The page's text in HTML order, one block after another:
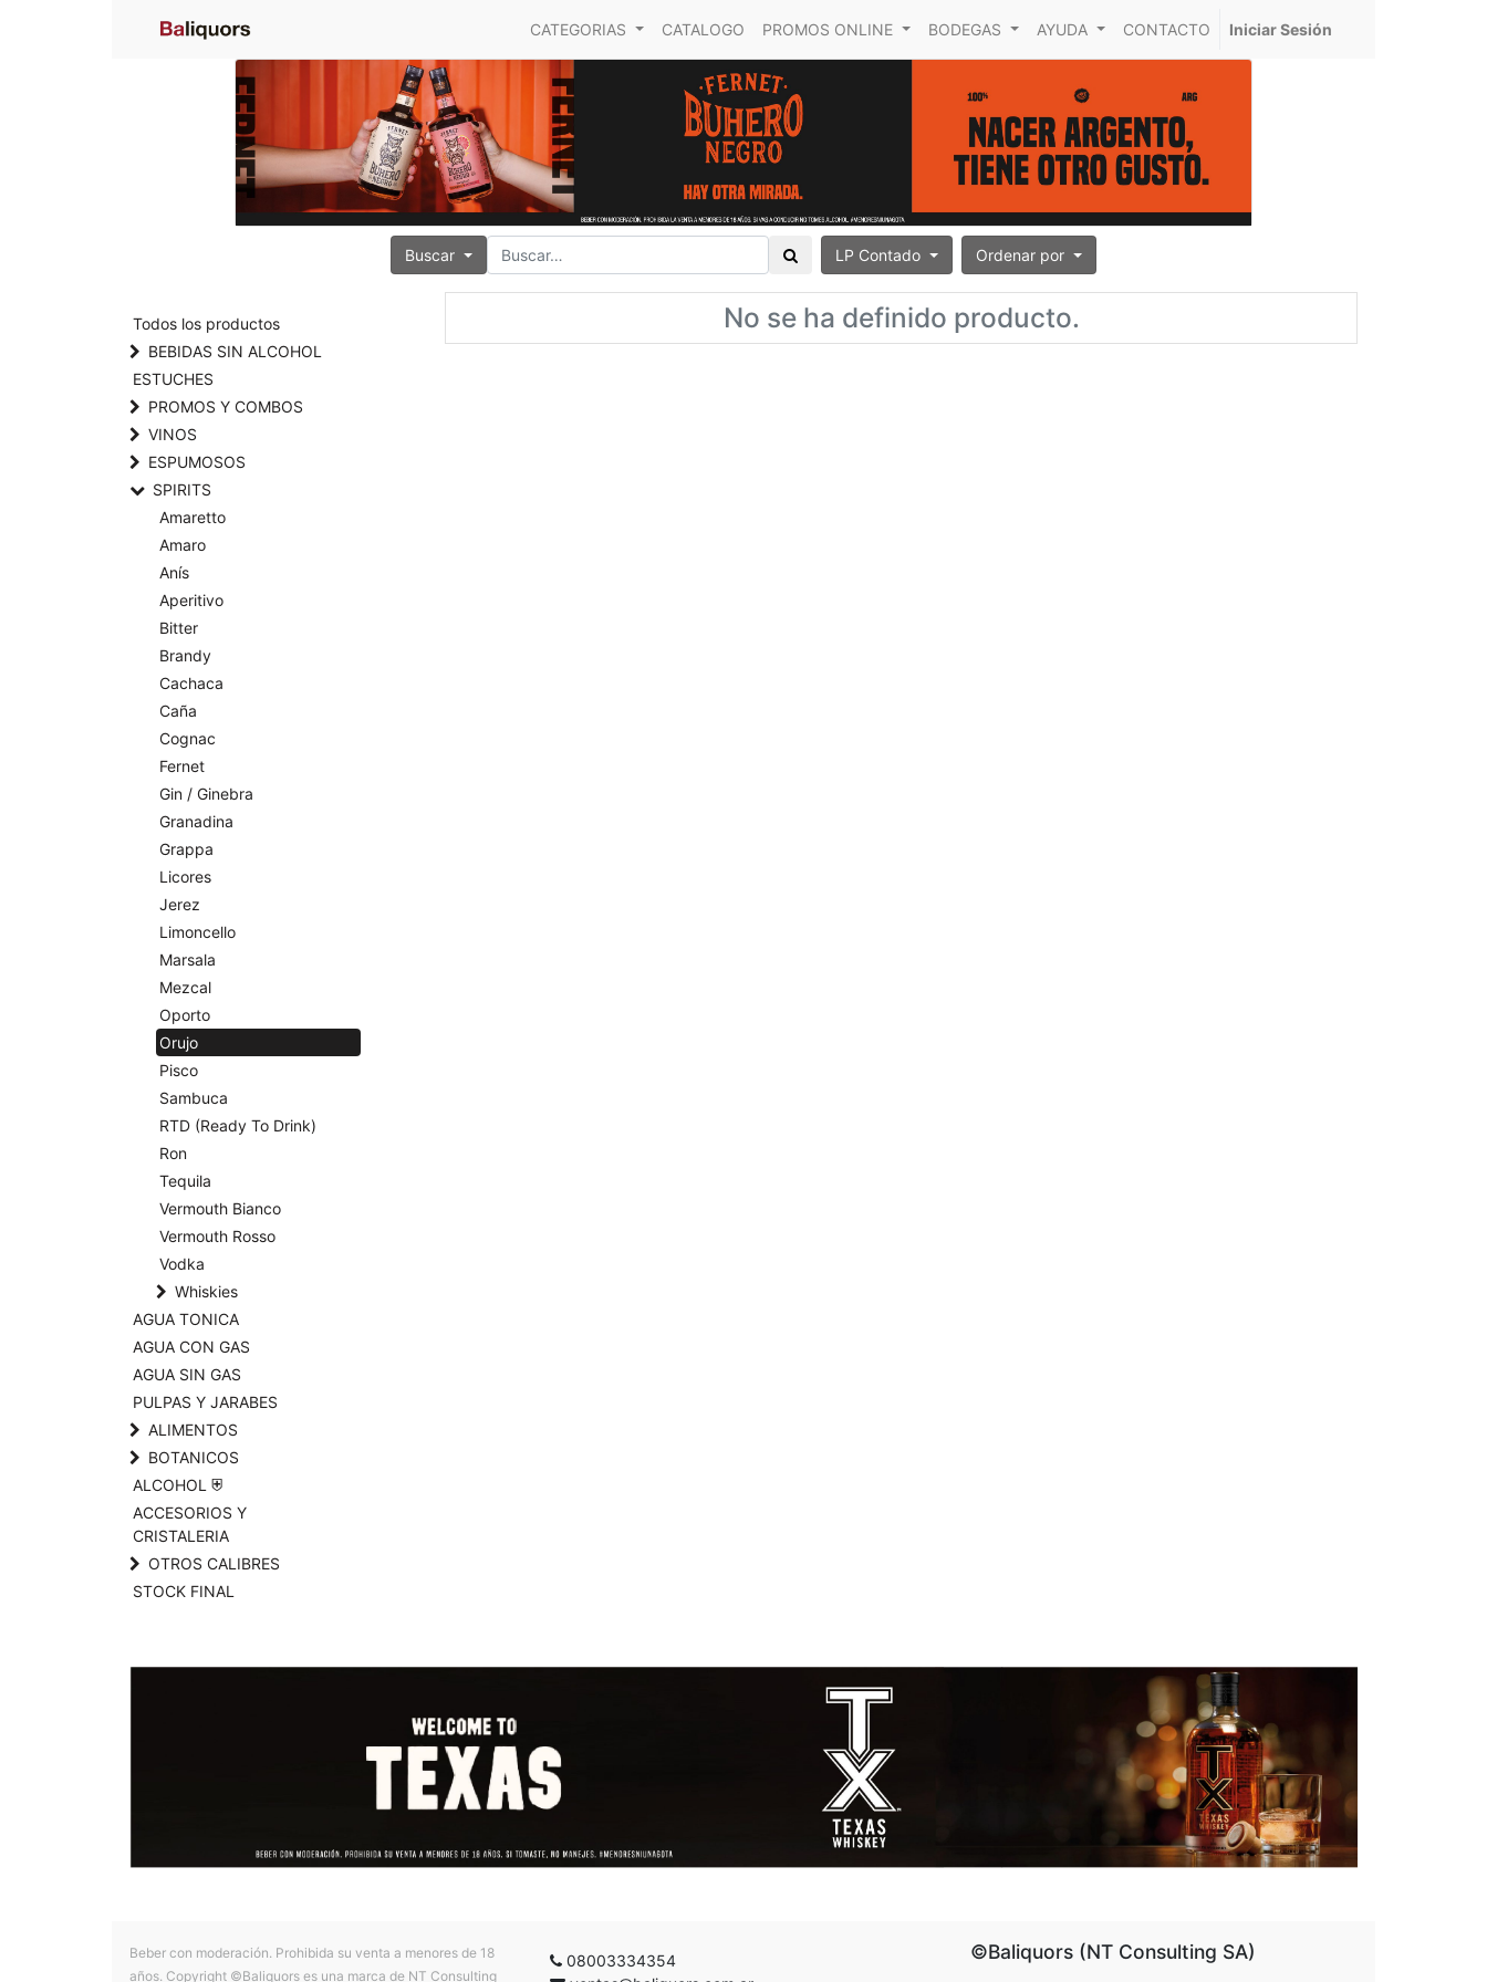
CATEGORIAS CATALOGO PROMOS ONLINE BODEGAS AYUDA CONTACTO Iniciar Sesión
Buscar LP Contado Ordenar por
Todos los productos
BEBIDAS SIN ALCOHOL
ESTUCHES
PROMOS Y COMBOS
VINOS
ESPUMOSOS
SPIRITS
Amaretto
Amaro
Anís
Aperitivo
Bitter
Brandy
Cachaca
Caña
Cognac
Fernet
Gin / Ginebra
Granadina
Grappa
Licores
Jerez
Limoncello
Marsala
Mezcal
Oporto
Orujo
Pisco
Sambuca
RTD (Ready To Drink)
Ron
Tequila
Vermouth Bianco
Vermouth Rosso
Vodka
Whiskies
AGUA TONICA
AGUA CON GAS
AGUA SIN GAS
PULPAS Y JARABES
ALIMENTOS
BOTANICOS
ALCOHOL ⛨
ACCESORIOS Y
CRISTALERIA
OTROS CALIBRES
STOCK FINAL
No se ha definido producto.
Beber con moderación. Prohibida su venta a menores de 18
años. Copyright ©Baliquors es una marca de NT Consulting
08003334354
©Baliquors (NT Consulting SA)